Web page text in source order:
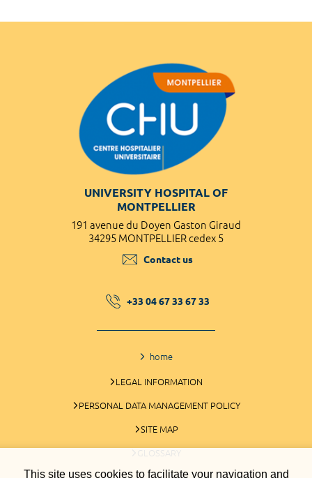
This site uses cookies to facilitate your navigation and
UNIVERSITY HOSPITAL OF
MONTPELLIER
191 avenue du Doyen Gaston Giraud
34295 MONTPELLIER cedex 5
Contact us
+33 04 67 33 67 33
home
LEGAL INFORMATION
PERSONAL DATA MANAGEMENT POLICY
SITE MAP
GLOSSARY